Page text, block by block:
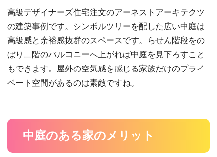
高級デザイナーズ住宅注文のアーネストアーキテクツ
の建築事例です。シンボルツリーを配した広い中庭は
高級感と余裕感抜群のスペースです。らせん階段をの
ぼり二階のバルコニーへ上がれば中庭を見下ろすこと
もできます。屋外の空気感を感じる家族だけのプライ
ベート空間があるのは素敵ですね。
中庭のある家のメリット